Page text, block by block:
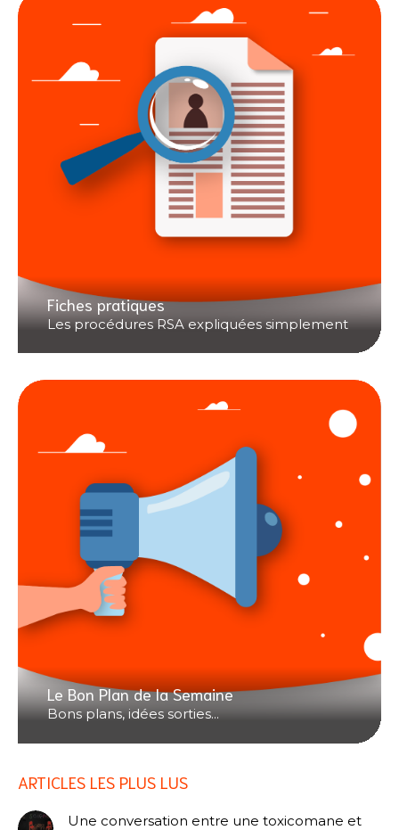
Fiches pratiques
Les procédures RSA expliquées simplement
Le Bon Plan de la Semaine
Bons plans, idées sorties...
ARTICLES LES PLUS LUS
Une conversation entre une toxicomane et